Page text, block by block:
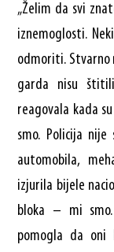
„Želim da svi
iznemoglosti.
odmoriti. Stvarno
garda nisu
reagovala kada
smo. Policija
automobila,
izjurila bijele
bloka – mi
pomogla da oni